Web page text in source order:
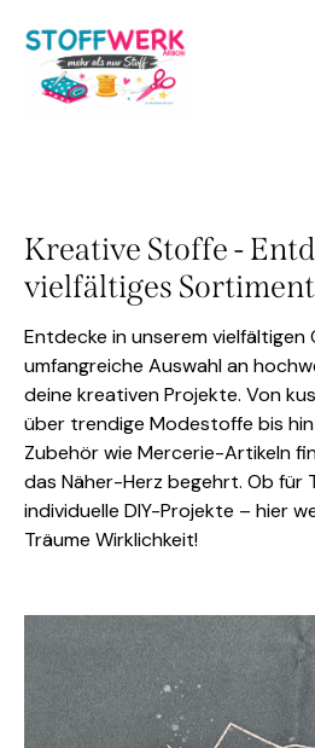
Kreative Stoffe -
vielfältiges Sortiment
Entdecke in unserem vielfältigen
umfangreiche Auswahl an
deine kreativen Projekte. Von
über trendige Modestoffe bis
Zubehör wie Mercerie-Artikeln
das Näher-Herz begehrt. Ob für
individuelle DIY-Projekte – hier
Träume Wirklichkeit!